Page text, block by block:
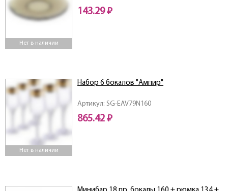
Нет в наличии
143.29 ₽
Нет в наличии
Артикул: SG-EAV79N160
Набор 6 бокалов "Ампир"
865.42 ₽